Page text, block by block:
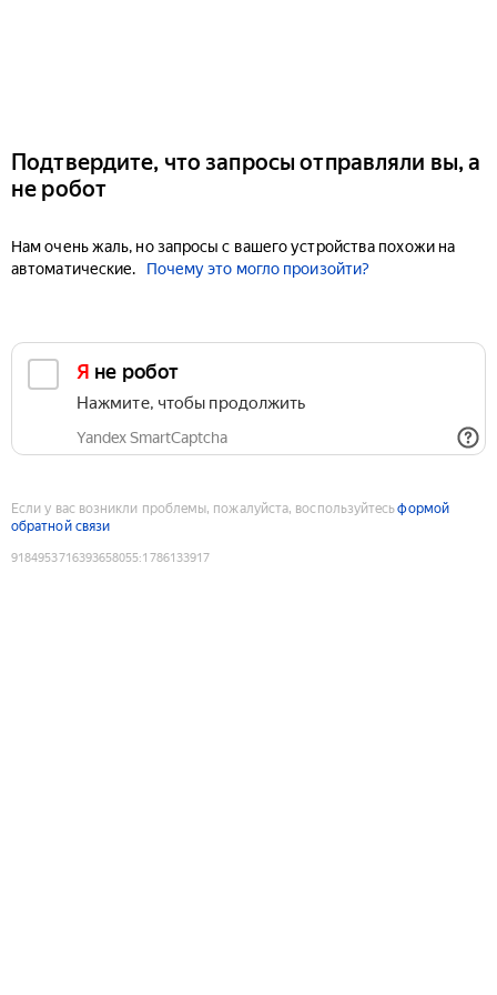
Подтвердите, что запросы отправляли вы, а
не робот
Нам очень жаль, но запросы с вашего устройства похожи на
автоматические.
Почему это могло произойти?
Я не робот
Нажмите, чтобы продолжить
Yandex SmartCaptcha
Если у вас возникли проблемы, пожалуйста, воспользуйтесьформой
обратной связи
9184953716393658055:1786133917